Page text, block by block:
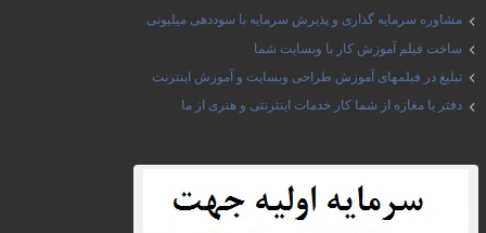
مشاوره سرمایه گذاری و پذیرش سرمایه با سوددهی میلیونی
ساخت فیلم آموزش کار با وبسایت شما
تبلیغ در فیلمهای آموزش طراحی وبسایت و آموزش اینترنت
دفتر یا مغازه از شما کار خدمات اینترنتی و هنری از ما